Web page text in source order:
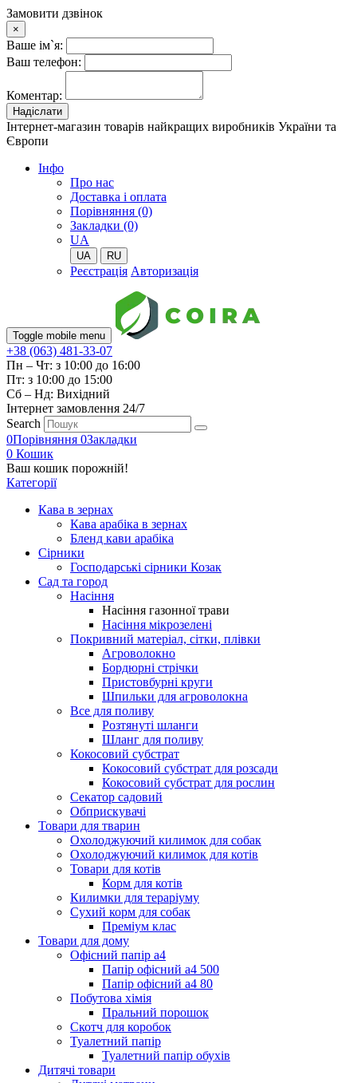
Замовити дзвінок
×
Ваше ім`я:
Ваш телефон:
Коментар:
Надіслати
Інтернет-магазин товарів найкращих виробників України та
Європи
Iнфо
Про нас
Доставка і оплата
Порівняння (0)
Закладки (0)
UA
UA RU
Реєстрація Авторизація
Toggle mobile menu
+38 (063) 481-33-07
Пн – Чт: з 10:00 до 16:00
Пт: з 10:00 до 15:00
Сб – Нд: Вихідний
Інтернет замовлення 24/7
Search
0Порівняння 0Закладки
0 Кошик
Ваш кошик порожній!
Категорії
Кава в зернах
Кава арабіка в зернах
Бленд кави арабіка
Сірники
Господарські сірники Козак
Сад та город
Насіння
Насіння газонної трави
Насіння мікрозелені
Покривний матеріал, сітки, плівки
Агроволокно
Бордюрні стрічки
Пристовбурні круги
Шпильки для агроволокна
Все для поливу
Розтянуті шланги
Шланг для поливу
Кокосовий субстрат
Кокосовий субстрат для розсади
Кокосовий субстрат для рослин
Секатор садовий
Обприскувачі
Товари для тварин
Охолоджуючий килимок для собак
Охолоджуючий килимок для котів
Товари для котів
Корм для котів
Килимки для тераріуму
Сухий корм для собак
Преміум клас
Товари для дому
Офісний папір а4
Папір офісний а4 500
Папір офісний а4 80
Побутова хімія
Пральний порошок
Скотч для коробок
Туалетний папір
Туалетний папір обухів
Дитячі товари